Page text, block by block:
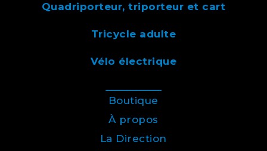
Quadriporteur, triporteur et cart
Tricycle adulte
Vélo électrique
Boutique
À propos
La Direction